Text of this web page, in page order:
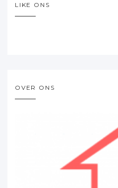
LIKE ONS
OVER ONS